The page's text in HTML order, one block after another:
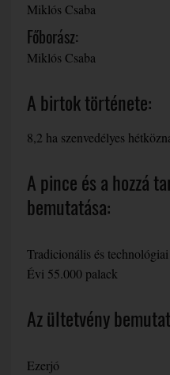
Miklós Csaba
Főborász:
Miklós Csaba
A birtok története:
8,2 ha szenvedélyes
A pince és a hozzá
bemutatása:
Tradicionális és
Évi 55.000 palack
Az ültetvény
Ezerjó